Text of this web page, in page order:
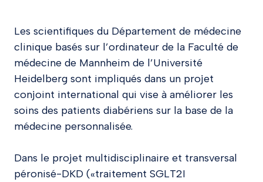
Les scientifiques du Département de médecine
clinique basés sur l’ordinateur de la Faculté de
médecine de Mannheim de l’Université
Heidelberg sont impliqués dans un projet
conjoint international qui vise à améliorer les
soins des patients diabériens sur la base de la
médecine personnalisée.
Dans le projet multidisciplinaire et transversal
péronisé-DKD («traitement SGLT2I